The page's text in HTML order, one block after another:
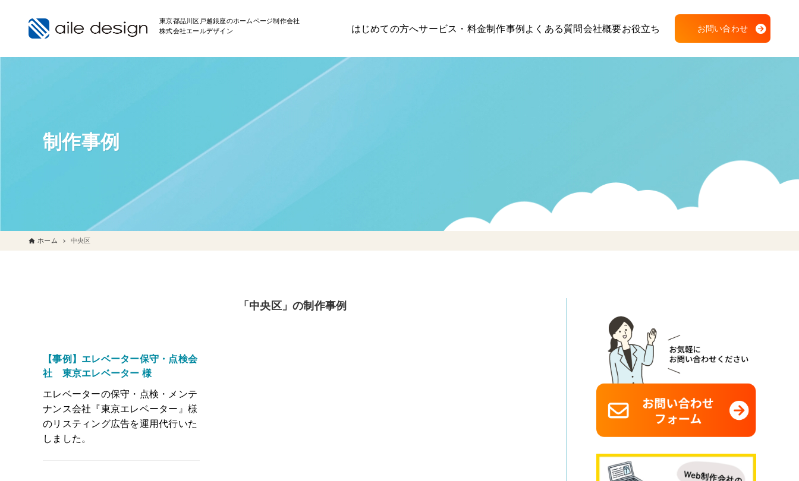
東京都品川区戸越銀座のホームページ制作会社
株式会社エールデザイン
はじめての方へサービス・料金制作事例よくある質問会社概要お役立ち お問い合わせ
制作事例
ホーム 中央区
「中央区」の制作事例
【事例】エレベーター保守・点検会
社 東京エレベーター 様
エレベーターの保守・点検・メンテ
ナンス会社『東京エレベーター』様
のリスティング広告を運用代行いた
しました。